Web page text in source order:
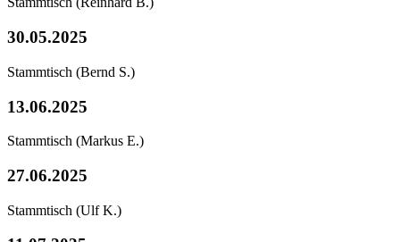
30.05.2025
Stammtisch (Bernd S.)
13.06.2025
Stammtisch (Markus E.)
27.06.2025
Stammtisch (Ulf K.)